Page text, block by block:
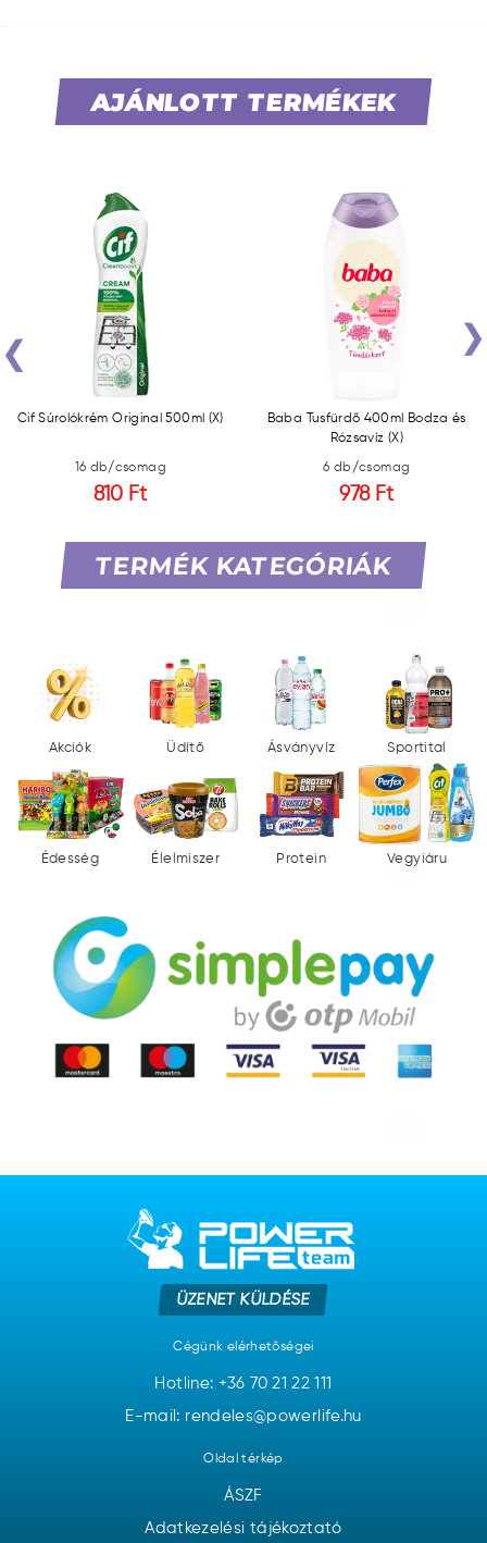
AJÁNLOTT TERMÉKEK
Cif Súrolókrém Original 500ml (X)
16 db/csomag
810 Ft
Baba Tusfürdő 400ml Bodza és
Rózsavíz (X)
6 db/csomag
978 Ft
‹ ›
TERMÉK KATEGÓRIÁK
Akciók Üdítő Ásványvíz Sportital
Édesség Élelmiszer Protein Vegyiáru
ÜZENET KÜLDÉSE
Cégünk elérhetőségei
Hotline: +36 70 21 22 111
E-mail: rendeles@powerlife.hu
Oldal térkép
ÁSZF
Adatkezelési tájékoztató